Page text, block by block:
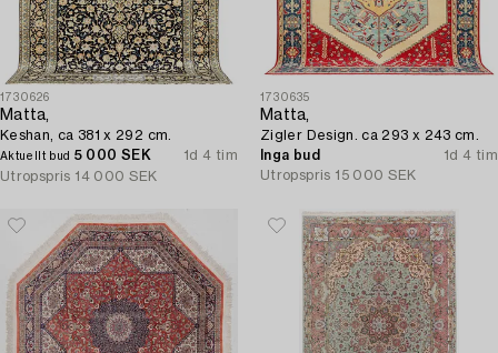
1730626
Matta,
Keshan, ca 381 x 292 cm.
Aktuellt bud 5 000 SEK
1d 4 tim
Utropspris 14 000 SEK
1730635
Matta,
Zigler Design. ca 293 x 243 cm.
Inga bud
1d 4 tim
Utropspris 15 000 SEK